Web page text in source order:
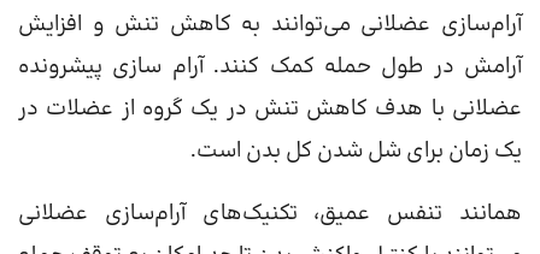
آرام‌سازی عضلانی می‌توانند به کاهش تنش و افزایش
آرامش در طول حمله کمک کنند. آرام سازی پیشرونده
عضلانی با هدف کاهش تنش در یک گروه از عضلات در
یک زمان برای شل شدن کل بدن است.
همانند تنفس عمیق، تکنیک‌های آرام‌سازی عضلانی